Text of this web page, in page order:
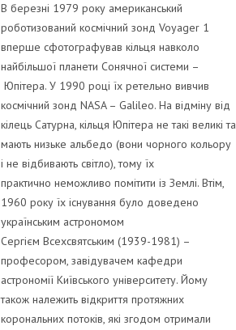
В березні 1979 року американський
роботизований космічний зонд Voyager 1
вперше сфотографував кільця навколо
найбільшої планети Сонячної системи –
Юпітера. У 1990 році їх ретельно вивчив
космічний зонд NASA – Galileo. На відміну від
кілець Сатурна, кільця Юпітера не такі великі та
мають низьке альбедо (вони чорного кольору
і не відбивають світло), тому їх
практично неможливо помітити із Землі. Втім,
1960 року їх існування було доведено
українським астрономом
Сергієм Всехсвятським (1939-1981) –
професором, завідувачем кафедри
астрономії Київського університету. Йому
також належить відкриття протяжних
корональних потоків, які згодом отримали